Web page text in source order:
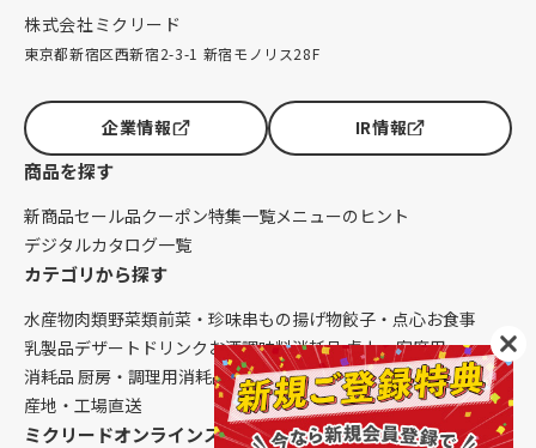
株式会社ミクリード
東京都新宿区西新宿2-3-1 新宿モノリス28F
企業情報 IR情報
商品を探す
新商品セール品クーポン特集一覧メニューのヒント
デジタルカタログ一覧
カテゴリから探す
水産物肉類野菜類前菜・珍味串もの揚げ物餃子・点心お食事
乳製品デザート ドリンク お酒調味料消耗品 卓上・客席用
消耗品 厨房・調理用消耗品 クレンリネス生鮮品（配送便限定）
産地・工場直送
ミクリードオンラインストアについて